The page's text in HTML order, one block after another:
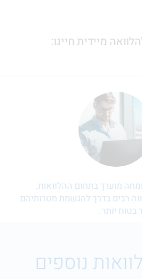
מיידית חייגו:
מומחה מוערך בתחום ההלוואות.
רבים בדרך להגשמת מטרותיהם
בטוח יותר.
נוספים